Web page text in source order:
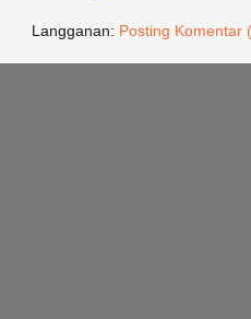
Langganan: Posting Komentar